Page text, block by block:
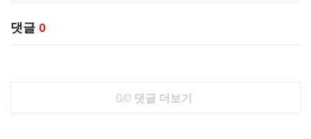
댓글 0
0/0 댓글 더보기